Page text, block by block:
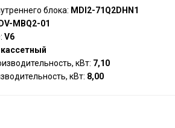
блока: MDI2-71Q2DHN1
MBQ2-01
V6
кассетный
кВт: 7,10
кВт: 8,00